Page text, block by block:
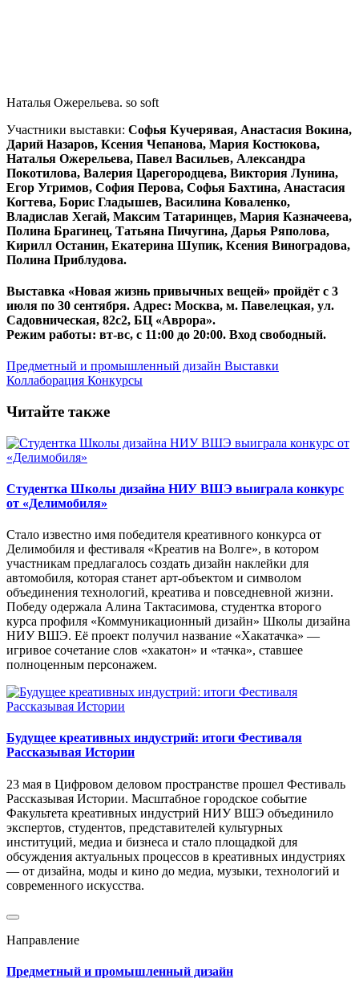
Наталья Ожерельева. so soft
Участники выставки: Софья Кучерявая, Анастасия Вокина,
Дарий Назаров, Ксения Чепанова, Мария Костюкова,
Наталья Ожерельева, Павел Васильев, Александра
Покотилова, Валерия Царегородцева, Виктория Лунина,
Егор Угримов, София Перова, Софья Бахтина, Анастасия
Когтева, Борис Гладышев, Василина Коваленко,
Владислав Хегай, Максим Татаринцев, Мария Казначеева,
Полина Брагинец, Татьяна Пичугина, Дарья Ряполова,
Кирилл Останин, Екатерина Шупик, Ксения Виноградова,
Полина Приблудова.
Выставка «Новая жизнь привычных вещей» пройдёт с 3
июля по 30 сентября. Адрес: Москва, м. Павелецкая, ул.
Садовническая, 82с2, БЦ «Аврора».
​​​​​​​Режим работы: вт-вс, с 11:00 до 20:00. Вход свободный.
Предметный и промышленный дизайн Выставки
Коллаборация Конкурсы
Читайте также
Студентка Школы дизайна НИУ ВШЭ выиграла конкурс
от «Делимобиля»
Стало известно имя победителя креативного конкурса от
Делимобиля и фестиваля «Креатив на Волге», в котором
участникам предлагалось создать дизайн наклейки для
автомобиля, которая станет арт-объектом и символом
объединения технологий, креатива и повседневной жизни.
Победу одержала Алина Тактасимова, студентка второго
курса профиля «Коммуникационный дизайн» Школы дизайна
НИУ ВШЭ. Её проект получил название «Хакатачка» —
игривое сочетание слов «хакатон» и «тачка», ставшее
полноценным персонажем.
Будущее креативных индустрий: итоги Фестиваля
Рассказывая Истории
23 мая в Цифровом деловом пространстве прошел Фестиваль
Рассказывая Истории. Масштабное городское событие
Факультета креативных индустрий НИУ ВШЭ объединило
экспертов, студентов, представителей культурных
институций, медиа и бизнеса и стало площадкой для
обсуждения актуальных процессов в креативных индустриях
— от дизайна, моды и кино до медиа, музыки, технологий и
современного искусства.
Направление
Предметный и промышленный дизайн